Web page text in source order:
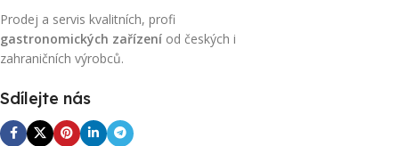
Prodej a servis kvalitních, profi
gastronomických zařízení od českých i
zahraničních výrobců.
Sdílejte nás